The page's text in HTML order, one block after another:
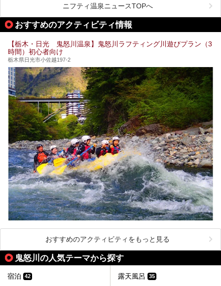
この記事では、塩原温泉の概要や魅力とともに、おすすめの
宿泊施設と観光・グルメスポット、日帰り温泉を順に紹介し
ます。
塩原温泉で、いつもの温泉旅行とは一味違う旅行体験をして
みませんか。
メインとなる天然温泉のお風呂をはじめ、リラックスエリア
やキッズエリア、カフェレストランなど、施設の隅々までチ
ェックしてきました！
ニフティ温泉ニュースTOPへ
おすすめのアクティビティ情報
【栃木・日光 鬼怒川温泉】鬼怒川ラフティング川遊びプラン（3
時間）初心者向け
栃木県日光市小佐越197-2
おすすめのアクティビティをもっと見る
鬼怒川の人気テーマから探す
宿泊 42 露天風呂 35